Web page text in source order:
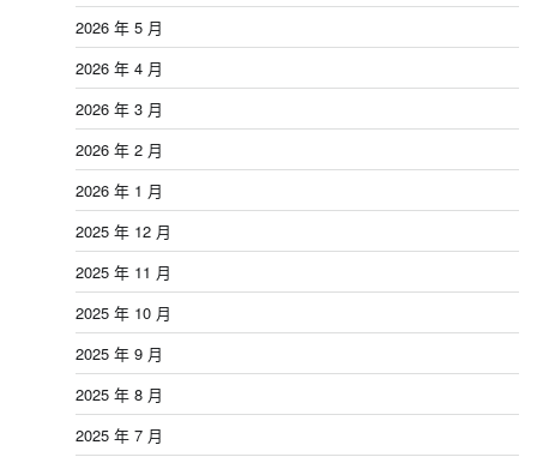
2026 年 5 月
2026 年 4 月
2026 年 3 月
2026 年 2 月
2026 年 1 月
2025 年 12 月
2025 年 11 月
2025 年 10 月
2025 年 9 月
2025 年 8 月
2025 年 7 月